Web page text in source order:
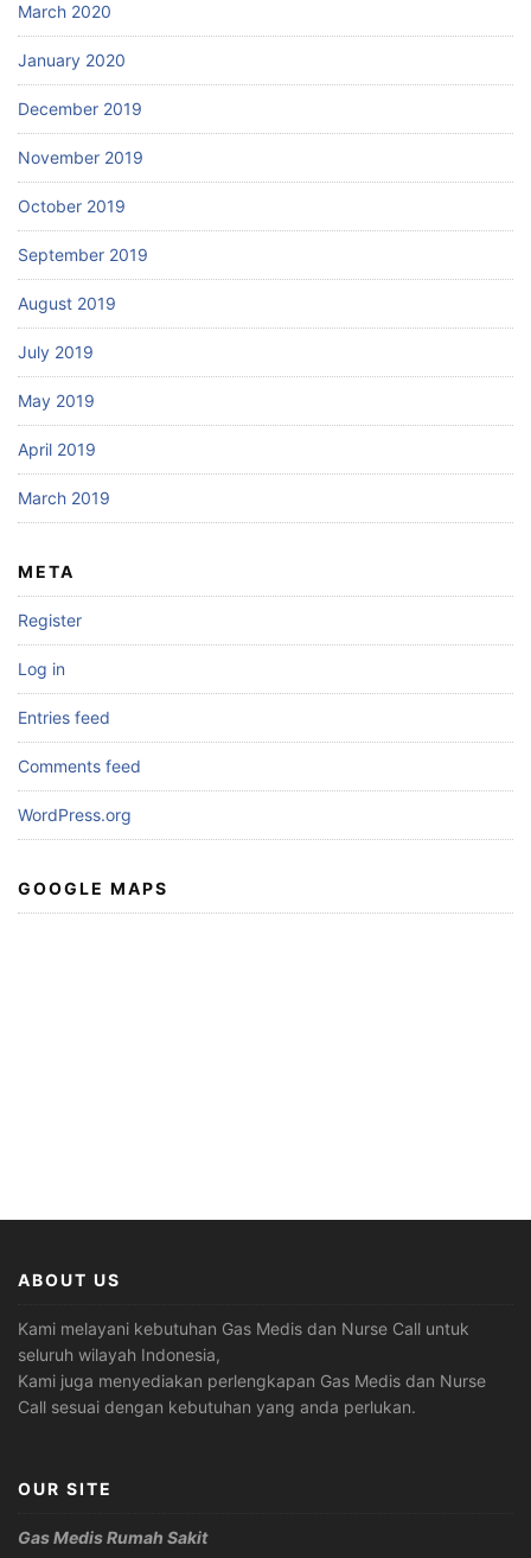
March 2020
January 2020
December 2019
November 2019
October 2019
September 2019
August 2019
July 2019
May 2019
April 2019
March 2019
META
Register
Log in
Entries feed
Comments feed
WordPress.org
GOOGLE MAPS
ABOUT US
Kami melayani kebutuhan Gas Medis dan Nurse Call untuk
seluruh wilayah Indonesia,
Kami juga menyediakan perlengkapan Gas Medis dan Nurse
Call sesuai dengan kebutuhan yang anda perlukan.
OUR SITE
Gas Medis Rumah Sakit